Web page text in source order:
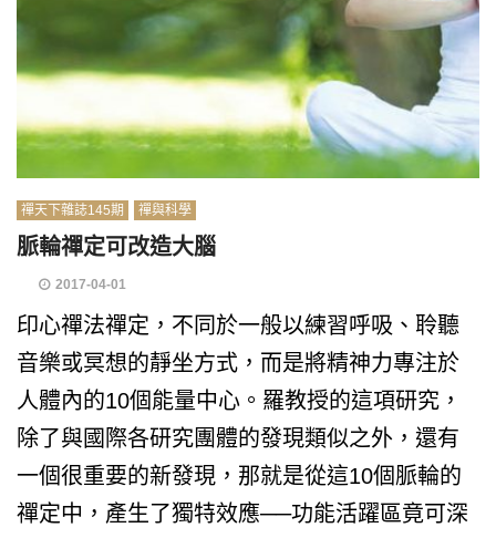
禪天下雜誌145期 禪與科學
脈輪禪定可改造大腦
2017-04-01
印心禪法禪定，不同於一般以練習呼吸、聆聽
音樂或冥想的靜坐方式，而是將精神力專注於
人體內的10個能量中心。羅教授的這項研究，
除了與國際各研究團體的發現類似之外，還有
一個很重要的新發現，那就是從這10個脈輪的
禪定中，產生了獨特效應──功能活躍區竟可深